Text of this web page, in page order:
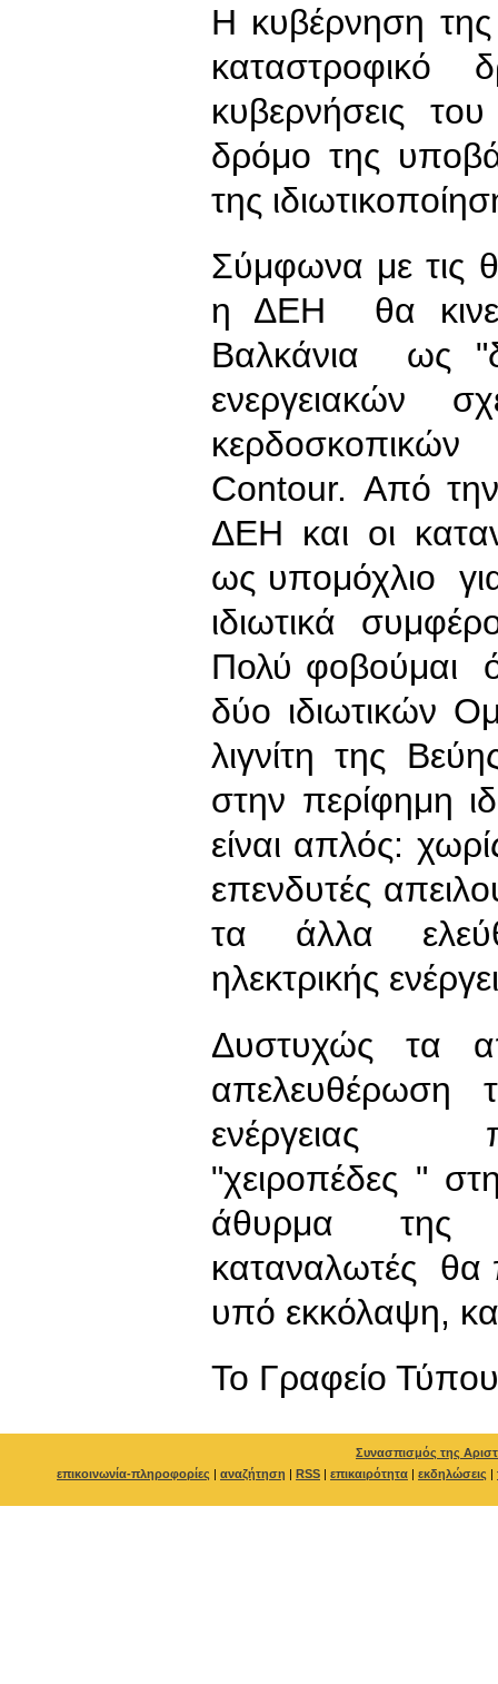
Η κυβέρνηση
κυβερνήσεις
δρόμο της
της
Σύμφωνα με τις
η ΔΕΗ θα
Βαλκάνια ως
ενεργειακών
Contour. Από
ΔΕΗ και οι
ως υπομόχλιο
ιδιωτικά
Πολύ φοβούμαι
δύο ιδιωτικών
λιγνίτη της
στην περίφημη
είναι απλός:
επενδυτές
τα άλλα
ηλεκτρικής
Δυστυχώς τα
απελευθέρωση
ενέργειας
"χειροπέδες "
άθυρμα της
καταναλωτές θα
υπό εκκόλαψη,
To Γραφείο Τύπου
Συνασπισμός της
επικοινωνία-πληροφορίες | αναζήτηση | RSS | επικαιρότητα | εκδηλώσεις |